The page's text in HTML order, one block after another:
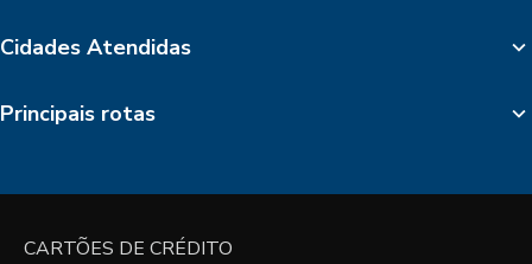
Cidades Atendidas
Principais rotas
CARTÕES DE CRÉDITO